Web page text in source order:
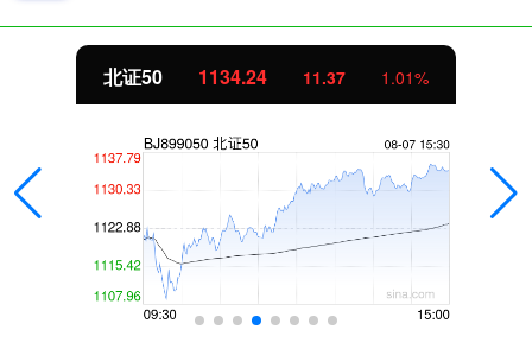
北证50 1134.24 11.37 1.01%